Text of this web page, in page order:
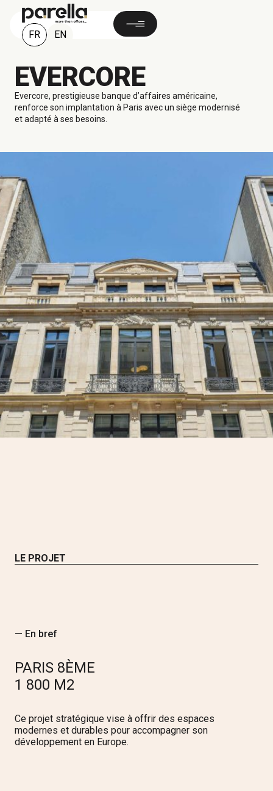
FR EN
EVERCORE
Evercore, prestigieuse banque d’affaires américaine,
renforce son implantation à Paris avec un siège modernisé
et adapté à ses besoins.
LE PROJET
— En bref
PARIS 8ÈME
1 800 M2
Ce projet stratégique vise à offrir des espaces
modernes et durables pour accompagner son
développement en Europe.